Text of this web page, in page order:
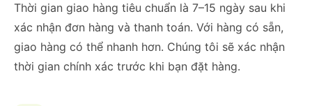
Thời gian giao hàng tiêu chuẩn là 7–15 ngày sau khi
xác nhận đơn hàng và thanh toán. Với hàng có sẵn,
giao hàng có thể nhanh hơn. Chúng tôi sẽ xác nhận
thời gian chính xác trước khi bạn đặt hàng.